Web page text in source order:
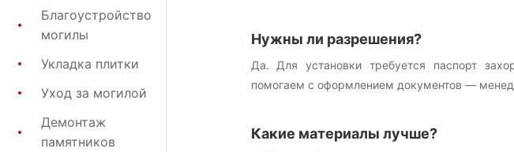
Благоустройство
могилы
Укладка плитки
Уход за могилой
Демонтаж
памятников
Нужны ли разрешения?
Да. Для установки требуется паспорт
помогаем с оформлением документов —
Какие материалы лучше?